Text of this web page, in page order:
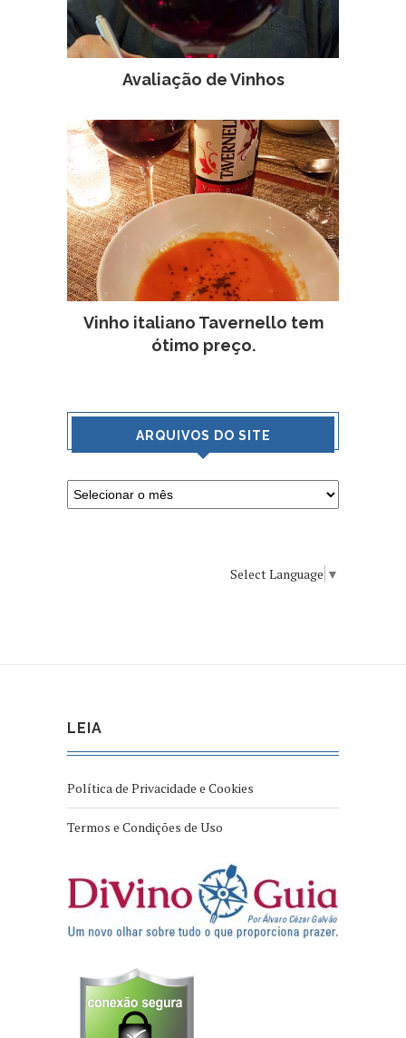
Avaliação de Vinhos
Vinho italiano Tavernello tem
ótimo preço.
ARQUIVOS DO SITE
Select Language ▼
LEIA
Política de Privacidade e Cookies
Termos e Condições de Uso